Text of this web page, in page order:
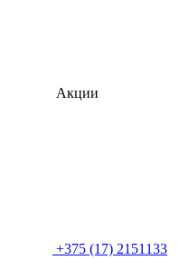
Акции
+375 (17) 2151133